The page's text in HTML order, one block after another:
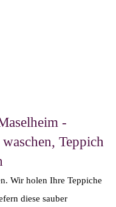
-
Teppich
Wir holen Ihre Teppiche
diese sauber